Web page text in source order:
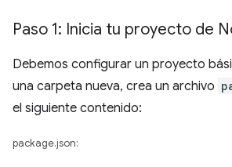
Paso 1: Inicia tu proyecto de
Debemos configurar un proyecto
una carpeta nueva, crea un archivo
el siguiente contenido:
package.json: